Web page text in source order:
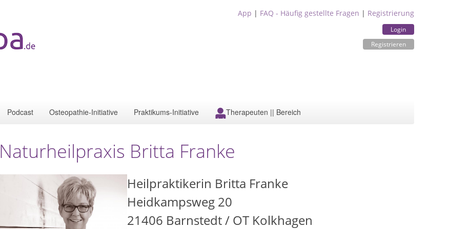
App | FAQ - Häufig gestellte Fragen | Registrierung
Login
Registrieren
Podcast Osteopathie-Initiative Praktikums-Initiative Therapeuten || Bereich
Naturheilpraxis Britta Franke
Heilpraktikerin Britta Franke
Heidkampsweg 20
21406 Barnstedt / OT Kolkhagen